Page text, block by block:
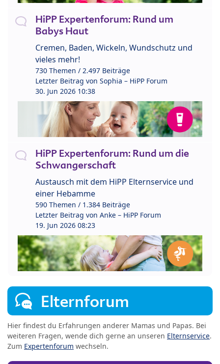
HiPP Expertenforum: Rund um
Babys Haut
Cremen, Baden, Wickeln, Wundschutz und
vieles mehr!
730 Themen / 2.497 Beiträge
Letzter Beitrag von Sophia – HiPP Forum
30. Jun 2026 10:38
HiPP Expertenforum: Rund um die
Schwangerschaft
Austausch mit dem HiPP Elternservice und
einer Hebamme
590 Themen / 1.384 Beiträge
Letzter Beitrag von Anke – HiPP Forum
19. Jun 2026 08:23
Elternforum
Hier findest du Erfahrungen anderer Mamas und Papas. Bei
weiteren Fragen, wende dich gerne an unseren Elternservice.
Zum Expertenforum wechseln.